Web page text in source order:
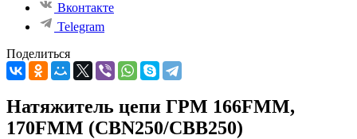
Вконтакте
Telegram
Поделиться
Натяжитель цепи ГРМ 166FMM,
170FMM (CBN250/CBB250)